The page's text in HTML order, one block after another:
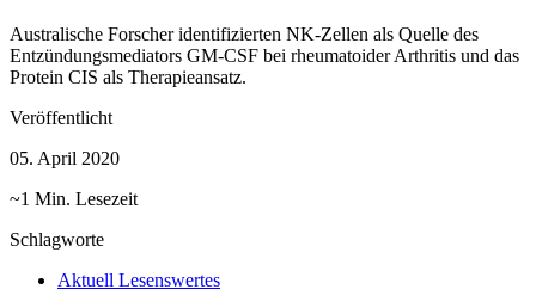
Australische Forscher identifizierten NK-Zellen als Quelle des
Entzündungsmediators GM-CSF bei rheumatoider Arthritis und das
Protein CIS als Therapieansatz.
Veröffentlicht
05. April 2020
~1 Min. Lesezeit
Schlagworte
Aktuell Lesenswertes